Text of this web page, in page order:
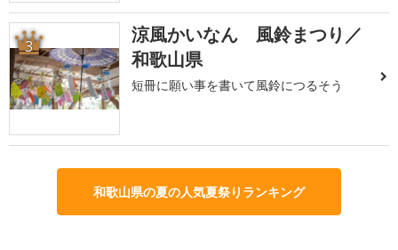
3
涼風かいなん 風鈴まつり／
和歌山県
短冊に願い事を書いて風鈴につるそう
和歌山県の夏の人気夏祭りランキング